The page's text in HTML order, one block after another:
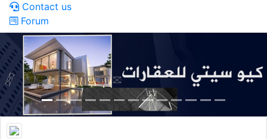
Contact us
Forum